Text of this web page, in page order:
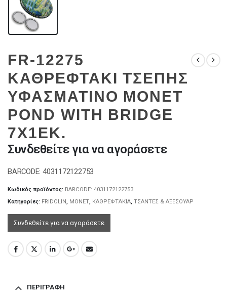
FR-12275
ΚΑΘΡΕΦΤΑΚΙ ΤΣΕΠΗΣ
ΥΦΑΣΜΑΤΙΝΟ MONET
POND WITH BRIDGE
7X1EK.
Συνδεθείτε για να αγοράσετε
BARCODE: 4031172122753
Κωδικός προϊόντος: BARCODE: 4031172122753
Κατηγορίες: FRIDOLIN, MONET, ΚΑΘΡΕΦΤΑΚΙΑ, ΤΣΑΝΤΕΣ & ΑΞΕΣΟΥΑΡ
Συνδεθείτε για να αγοράσετε
ΠΕΡΙΓΡΑΦΉ